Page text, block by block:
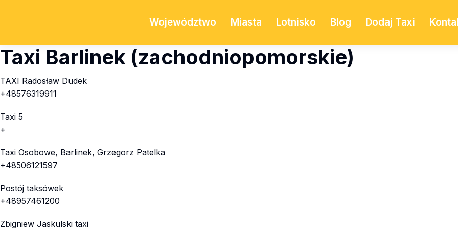
Województwo Miasta Lotnisko Blog Dodaj Taxi
Taxi Barlinek (zachodniopomorskie)
TAXI Radosław Dudek
+48576319911
Taxi 5
+
Taxi Osobowe, Barlinek, Grzegorz Patelka
+48506121597
Postój taksówek
+48957461200
Zbigniew Jaskulski taxi